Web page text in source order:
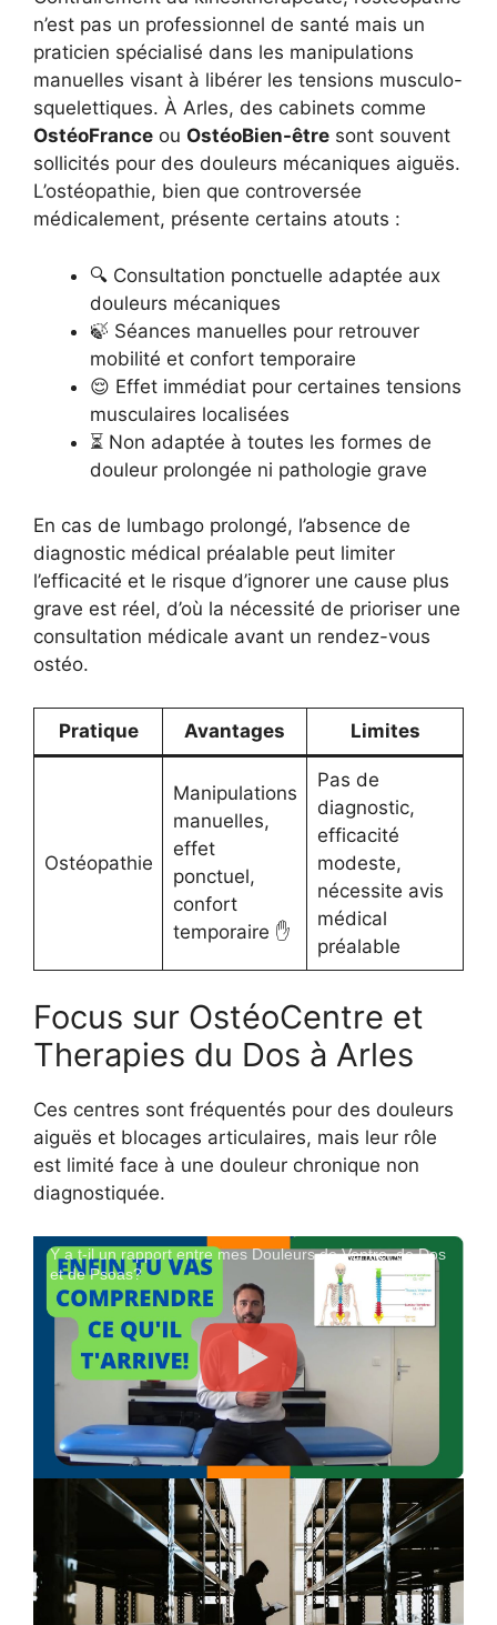
n’est pas un professionnel de santé mais un
praticien spécialisé dans les manipulations
manuelles visant à libérer les tensions musculo-
squelettiques. À Arles, des cabinets comme
OstéoFrance ou OstéoBien-être sont souvent
sollicités pour des douleurs mécaniques aiguës.
L’ostéopathie, bien que controversée
médicalement, présente certains atouts :
🔍 Consultation ponctuelle adaptée aux
douleurs mécaniques
🍃 Séances manuelles pour retrouver
mobilité et confort temporaire
😌 Effet immédiat pour certaines tensions
musculaires localisées
⏳ Non adaptée à toutes les formes de
douleur prolongée ni pathologie grave
En cas de lumbago prolongé, l’absence de
diagnostic médical préalable peut limiter
l’efficacité et le risque d’ignorer une cause plus
grave est réel, d’où la nécessité de prioriser une
consultation médicale avant un rendez-vous
ostéo.
Pratique Avantages Limites
Ostéopathie
Manipulations
manuelles,
effet
ponctuel,
confort
temporaire ✋
Pas de
diagnostic,
efficacité
modeste,
nécessite avis
médical
préalable
Focus sur OstéoCentre et
Therapies du Dos à Arles
Ces centres sont fréquentés pour des douleurs
aiguës et blocages articulaires, mais leur rôle
est limité face à une douleur chronique non
diagnostiquée.
Y a t-il un rapport entre mes Douleurs de Ventre, de Dos
et de Psoas?